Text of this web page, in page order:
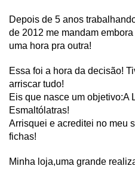
Depois de 5 anos
de 2012 me mandam
uma hora pra outra!
Essa foi a hora da decisão!
arriscar tudo!
Eis que nasce um objetivo:A
Esmaltólatras!
Arrisquei e acreditei no meu
fichas!
Minha loja,uma grande